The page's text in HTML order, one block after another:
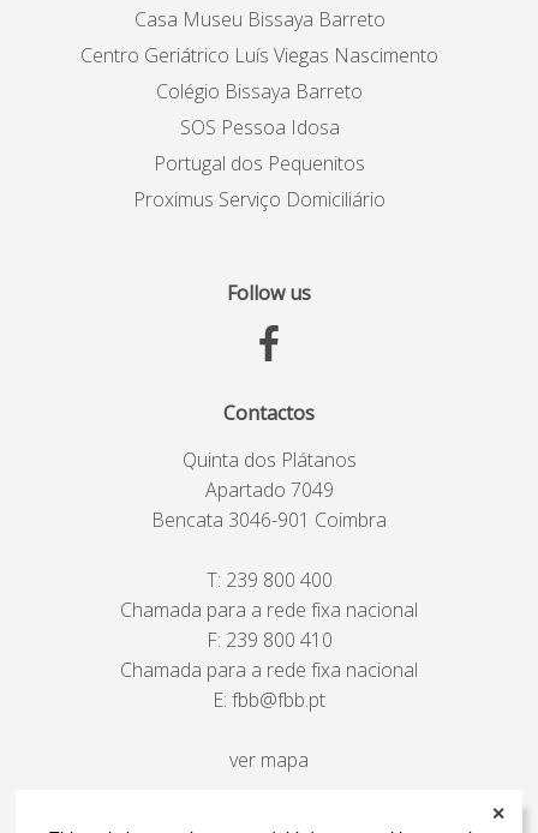
✕
Casa Museu Bissaya Barreto
Centro Geriátrico Luís Viegas Nascimento
Colégio Bissaya Barreto
SOS Pessoa Idosa
Portugal dos Pequenitos
Proximus Serviço Domiciliário
Follow us
Contactos
Quinta dos Plátanos
Apartado 7049
Bencata 3046-901 Coimbra
T: 239 800 400
Chamada para a rede fixa nacional
F: 239 800 410
Chamada para a rede fixa nacional
E: fbb@fbb.pt
ver mapa